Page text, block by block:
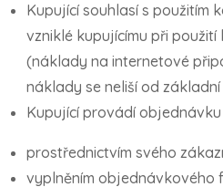
Kupující souhlasí s použitím
vzniklé kupujícímu při
(náklady na internetové
náklady se neliší od základní
Kupující provádí
prostřednictvím svého
vyplněním objednávkového